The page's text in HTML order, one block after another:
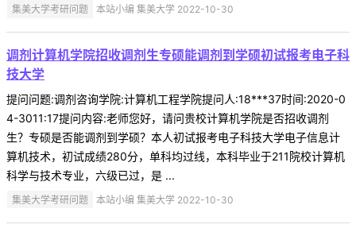
集美大学考研问题 本站小编 集美大学 2022-10-30
调剂计算机学院招收调剂生专硕能调剂到学硕初试报考电子科
技大学
提问问题:调剂咨询学院:计算机工程学院提问人:18***37时间:2020-0
4-3011:17提问内容:老师您好，请问贵校计算机学院是否招收调剂
生？专硕是否能调剂到学硕？本人初试报考电子科技大学电子信息计
算机技术，初试成绩280分，单科均过线，本科毕业于211院校计算机
科学与技术专业，六级已过，是 ...
集美大学考研问题 本站小编 集美大学 2022-10-30